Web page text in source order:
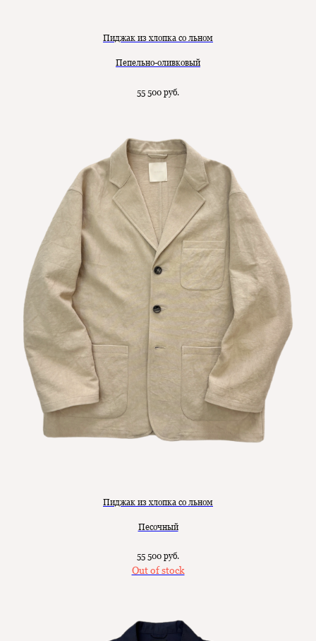
Пиджак из хлопка со льном
Пепельно-оливковый
55 500 руб.
Пиджак из хлопка со льном
Песочный
55 500 руб.
Out of stock